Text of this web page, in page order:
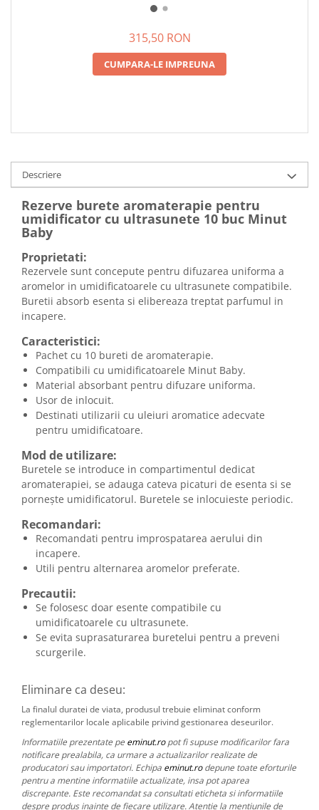
315,50 RON
CUMPARA-LE IMPREUNA
Descriere
Rezerve burete aromaterapie pentru
umidificator cu ultrasunete 10 buc Minut
Baby
Proprietati:
Rezervele sunt concepute pentru difuzarea uniforma a
aromelor in umidificatoarele cu ultrasunete compatibile.
Buretii absorb esenta si elibereaza treptat parfumul in
incapere.
Caracteristici:
Pachet cu 10 bureti de aromaterapie.
Compatibili cu umidificatoarele Minut Baby.
Material absorbant pentru difuzare uniforma.
Usor de inlocuit.
Destinati utilizarii cu uleiuri aromatice adecvate
pentru umidificatoare.
Mod de utilizare:
Buretele se introduce in compartimentul dedicat
aromaterapiei, se adauga cateva picaturi de esenta si se
pornește umidificatorul. Buretele se inlocuieste periodic.
Recomandari:
Recomandati pentru improspatarea aerului din
incapere.
Utili pentru alternarea aromelor preferate.
Precautii:
Se folosesc doar esente compatibile cu
umidificatoarele cu ultrasunete.
Se evita suprasaturarea buretelui pentru a preveni
scurgerile.
Eliminare ca deseu:
La finalul duratei de viata, produsul trebuie eliminat conform
reglementarilor locale aplicabile privind gestionarea deseurilor.
Informatiile prezentate pe eminut.ropot fi supuse modificarilor fara
notificare prealabila, ca urmare a actualizarilor realizate de
producatori sau importatori. Echipa eminut.rodepune toate eforturile
pentru a mentine informatiile actualizate, insa pot aparea
discrepante. Este recomandat sa consultati eticheta si informatiile
despre produs inainte de fiecare utilizare. Atentie la mentiunile de